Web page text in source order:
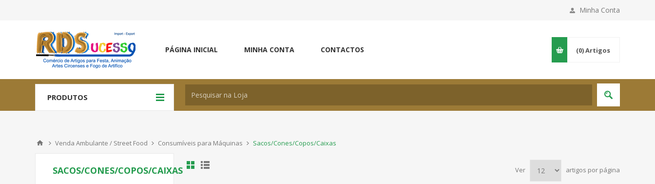
Minha Conta
PÁGINA INICIAL MINHA CONTA CONTACTOS (0)Artigos
PRODUTOS
Venda Ambulante / Street Food Consumíveis para Máquinas Sacos/Cones/Copos/Caixas
Ver artigos por página
SACOS/CONES/COPOS/CAIXAS